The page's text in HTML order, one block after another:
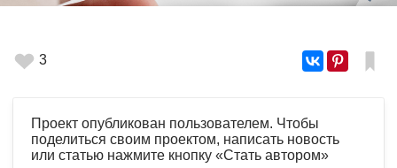
3
Проект опубликован пользователем. Чтобы
поделиться своим проектом, написать новость
или статью нажмите кнопку «Стать автором»